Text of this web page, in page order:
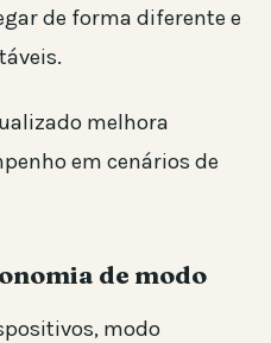
de forma diferente e
melhora
em cenários de
de modo
modo